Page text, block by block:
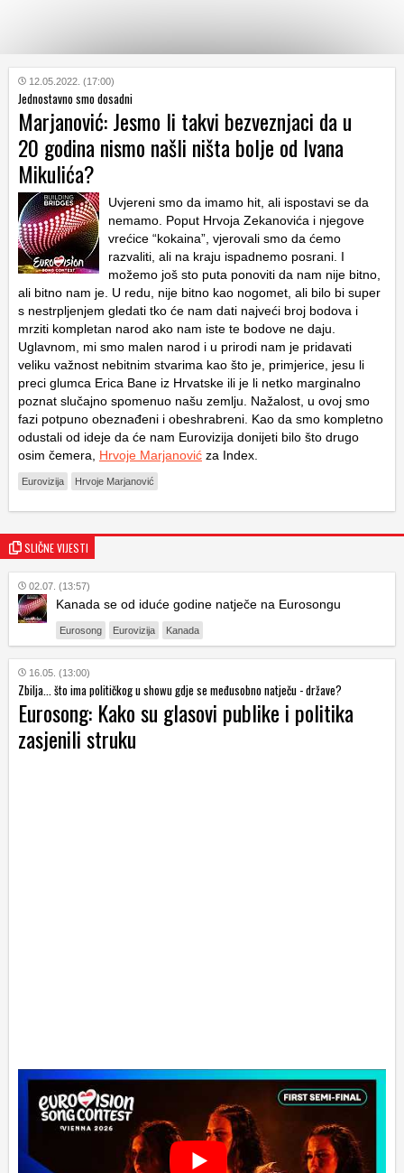
KATEGORIJE
HRVATSKI
WEB
12.05.2022. (17:00)
Jednostavno smo dosadni
Marjanović: Jesmo li takvi bezveznjaci da u
20 godina nismo našli ništa bolje od Ivana
Mikulića?
Uvjereni smo da imamo hit, ali ispostavi se da
nemamo. Poput Hrvoja Zekanovića i njegove
vrećice “kokaina”, vjerovali smo da ćemo
razvaliti, ali na kraju ispadnemo posrani. I
možemo još sto puta ponoviti da nam nije bitno,
ali bitno nam je. U redu, nije bitno kao nogomet, ali bilo bi super
s nestrpljenjem gledati tko će nam dati najveći broj bodova i
mrziti kompletan narod ako nam iste te bodove ne daju.
Uglavnom, mi smo malen narod i u prirodi nam je pridavati
veliku važnost nebitnim stvarima kao što je, primjerice, jesu li
preci glumca Erica Bane iz Hrvatske ili je li netko marginalno
poznat slučajno spomenuo našu zemlju. Nažalost, u ovoj smo
fazi potpuno obeznađeni i obeshrabreni. Kao da smo kompletno
odustali od ideje da će nam Eurovizija donijeti bilo što drugo
osim čemera, Hrvoje Marjanović za Index.
Eurovizija Hrvoje Marjanović
SLIČNE VIJESTI
02.07. (13:57)
Kanada se od iduće godine natječe na Eurosongu
Eurosong Eurovizija Kanada
16.05. (13:00)
Zbilja... što ima političkog u showu gdje se međusobno natječu - države?
Eurosong: Kako su glasovi publike i politika
zasjenili struku